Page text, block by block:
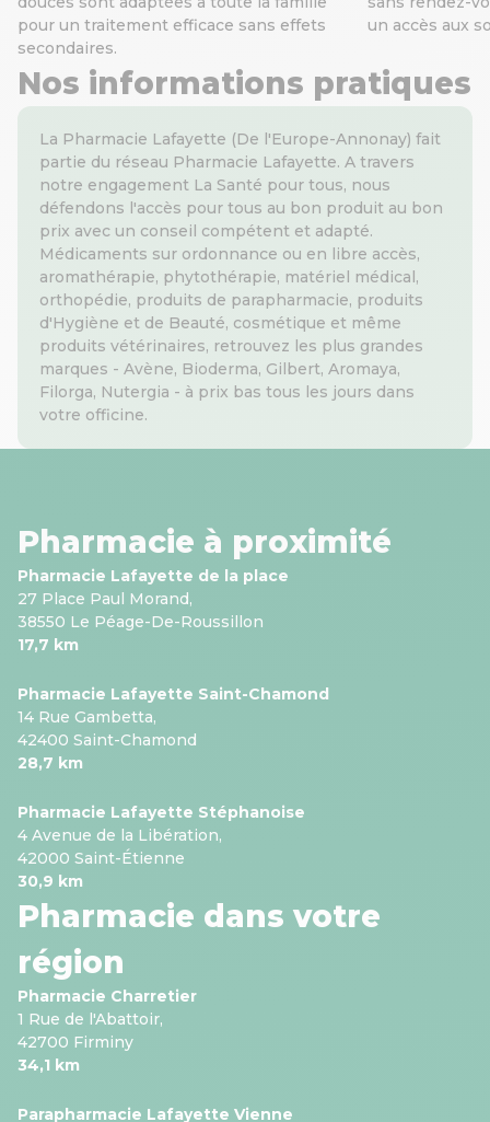
pour un traitement efficace sans effets
secondaires.
un accès aux
Nos informations pratiques
La Pharmacie Lafayette (De l'Europe-Annonay) fait
partie du réseau Pharmacie Lafayette. A travers
notre engagement La Santé pour tous, nous
défendons l'accès pour tous au bon produit au bon
prix avec un conseil compétent et adapté.
Médicaments sur ordonnance ou en libre accès,
aromathérapie, phytothérapie, matériel médical,
orthopédie, produits de parapharmacie, produits
d'Hygiène et de Beauté, cosmétique et même
produits vétérinaires, retrouvez les plus grandes
marques - Avène, Bioderma, Gilbert, Aromaya,
Filorga, Nutergia - à prix bas tous les jours dans
votre officine.
Pharmacie à proximité
Pharmacie Lafayette de la place
27 Place Paul Morand,
38550 Le Péage-De-Roussillon
17,7 km
Pharmacie Lafayette Saint-Chamond
14 Rue Gambetta,
42400 Saint-Chamond
28,7 km
Pharmacie Lafayette Stéphanoise
4 Avenue de la Libération,
42000 Saint-Étienne
30,9 km
Pharmacie dans votre
région
Pharmacie Charretier
1 Rue de l'Abattoir,
42700 Firminy
34,1 km
Parapharmacie Lafayette Vienne